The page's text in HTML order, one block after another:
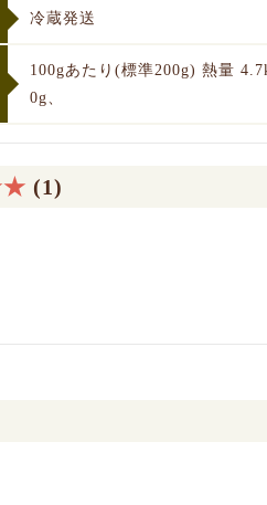
冷蔵発送
100gあたり(標準200g) 熱量
0g、
(1)